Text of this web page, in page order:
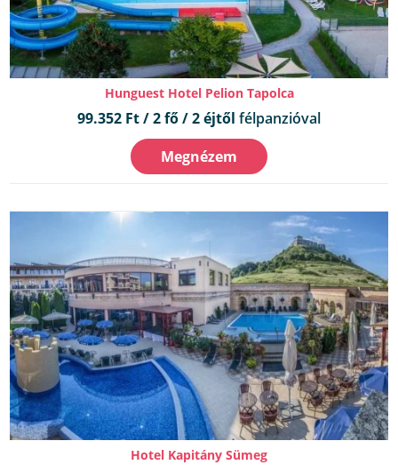
Hunguest Hotel Pelion Tapolca
99.352 Ft / 2 fő / 2 éjtől félpanzióval
Megnézem
Hotel Kapitány Sümeg